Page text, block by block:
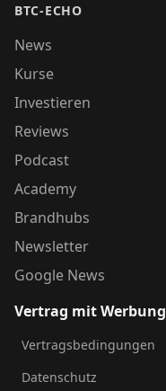
BTC-ECHO
News
Kurse
Investieren
Reviews
Podcast
Academy
Brandhubs
Newsletter
Google News
Vertrag mit Werbung
Vertragsbedingungen
Datenschutz